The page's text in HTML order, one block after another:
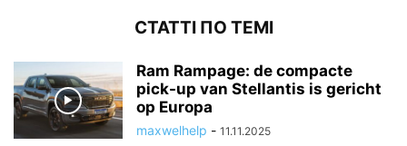
СТАТТІ ПО ТЕМІ
Ram Rampage: de compacte
pick-up van Stellantis is gericht
op Europa
maxwelhelp - 11.11.2025